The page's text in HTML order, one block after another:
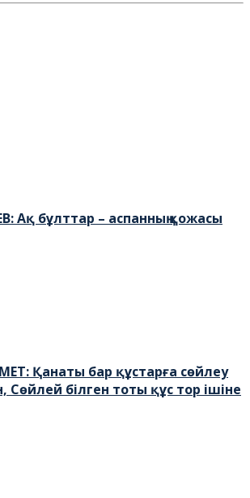
Ақ бұлттар – аспанның қожасы
Қанаты бар құстарға сөйлеу
Сөйлей білген тоты құс тор ішіне